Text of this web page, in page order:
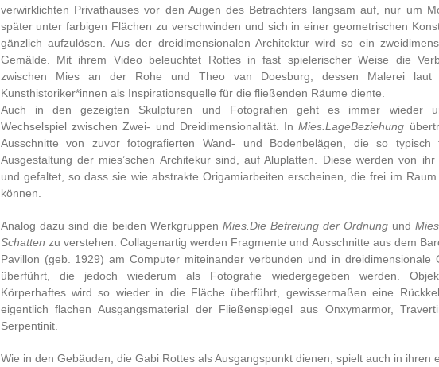
verwirklichten Privathauses vor den Augen des Betrachters langsam auf, nur um
später unter farbigen Flächen zu verschwinden und sich in einer geometrischen
gänzlich aufzulösen. Aus der dreidimensionalen Architektur wird so ein
Gemälde. Mit ihrem Video beleuchtet Rottes in fast spielerischer Weise die
zwischen Mies an der Rohe und Theo van Doesburg, dessen Malerei laut
Kunsthistoriker*innen als Inspirationsquelle für die fließenden Räume diente.
Auch in den gezeigten Skulpturen und Fotografien geht es immer wieder
Wechselspiel zwischen Zwei- und Dreidimensionalität. InMies.LageBeziehung
Ausschnitte von zuvor fotografierten Wand- und Bodenbelägen, die so typisch
Ausgestaltung der mies’schen Architekur sind, auf Aluplatten. Diese werden von ihr
und gefaltet, so dass sie wie abstrakte Origamiarbeiten erscheinen, die frei im Raum
können.
Analog dazu sind die beiden Werkgruppen Mies.Die Befreiung der Ordnungund
Schatten zu verstehen. Collagenartig werden Fragmente und Ausschnitte aus dem
Pavillon (geb. 1929) am Computer miteinander verbunden und in dreidimensionale
überführt, die jedoch wiederum als Fotografie wiedergegeben werden.
Körperhaftes wird so wieder in die Fläche überführt, gewissermaßen eine
eigentlich flachen Ausgangsmaterial der Fließenspiegel aus Onxymarmor,
Serpentinit.
Wie in den Gebäuden, die Gabi Rottes als Ausgangspunkt dienen, spielt auch in ihren